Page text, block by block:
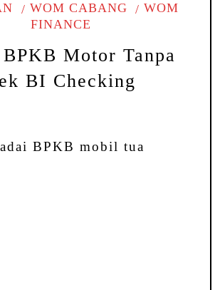
WOM CABANG
WOM
FINANCE
Motor Tanpa
BI Checking